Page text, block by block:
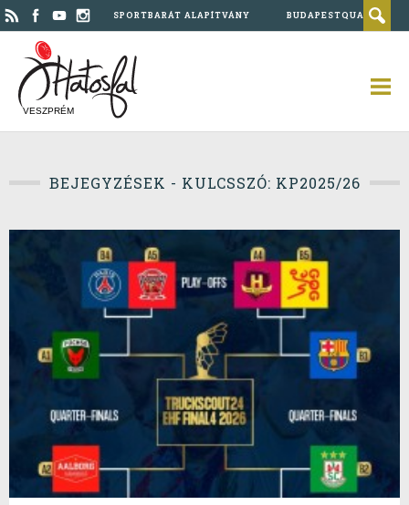
SPORTBARÁT ALAPÍTVÁNY BUDAPESTQUAD
VESZPRÉM
BEJEGYZÉSEK - KULCSSZÓ: KP2025/26